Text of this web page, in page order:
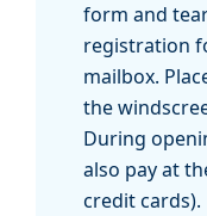
form and
registration
mailbox.
the
During
also pay at
credit cards).